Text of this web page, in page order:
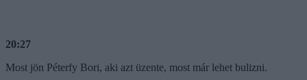
20:27
Most jön Péterfy Bori, aki azt üzente, most már lehet bulizni.